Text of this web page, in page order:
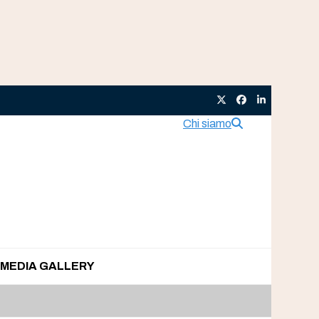
TwitterFacebook
LinkedIn
Chi siamo
MEDIA GALLERY